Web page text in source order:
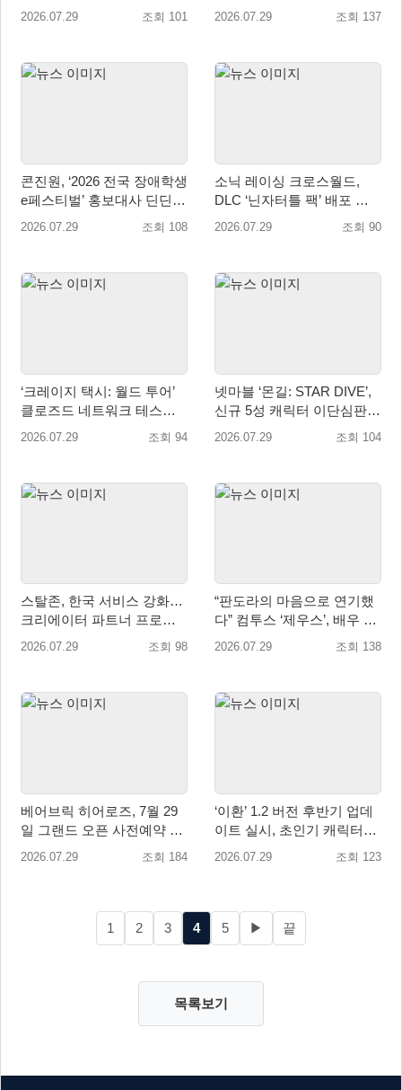
콘텐츠 ‘격전’ 오픈 예고
2026.07.29 조회 101
지원 및 기부 캠페인 진행
2026.07.29 조회 137
콘진원, ‘2026 전국 장애학생
e페스티벌’ 홍보대사 딘딘
위촉
2026.07.29 조회 108
소닉 레이싱 크로스월드,
DLC ‘닌자터틀 팩’ 배포 … 4
형제 레이서 참전
2026.07.29 조회 90
‘크레이지 택시: 월드 투어’
클로즈드 네트워크 테스트
참가자 모집 시작
2026.07.29 조회 94
넷마블 ‘몬길: STAR DIVE’,
신규 5성 캐릭터 이단심판관
‘메이벨’ 등장
2026.07.29 조회 104
스탈존, 한국 서비스 강화…
크리에이터 파트너 프로그
램 운영
2026.07.29 조회 98
“판도라의 마음으로 연기했
다” 컴투스 ‘제우스’, 배우 박
지현의 ‘판도라’ 제작기 공개
2026.07.29 조회 138
베어브릭 히어로즈, 7월 29
일 그랜드 오픈 사전예약 시
작… 8월 말 오픈 예정
2026.07.29 조회 184
‘이환’ 1.2 버전 후반기 업데
이트 실시, 초인기 캐릭터
‘일로이’ 등장
2026.07.29 조회 123
1 2 3 4 5 ▶ 끝
목록보기